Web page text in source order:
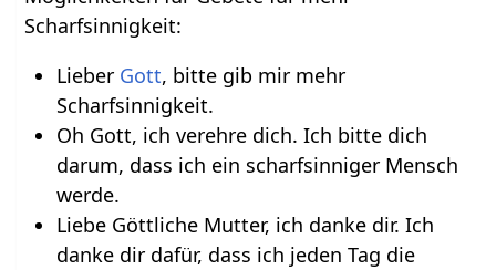
Scharfsinnigkeit:
Lieber Gott, bitte gib mir mehr
Scharfsinnigkeit.
Oh Gott, ich verehre dich. Ich bitte dich
darum, dass ich ein scharfsinniger Mensch
werde.
Liebe Göttliche Mutter, ich danke dir. Ich
danke dir dafür, dass ich jeden Tag die